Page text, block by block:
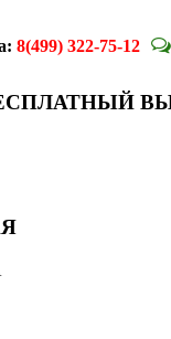
8(499) 322-75-12